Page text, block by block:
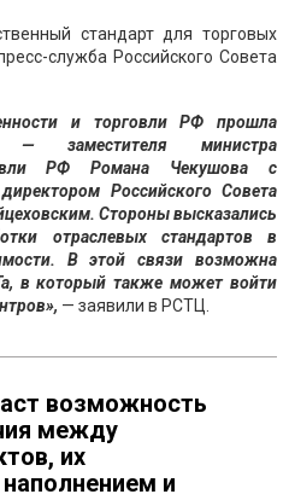
стандарт для торговых
служба Российского Совета
и торговли РФ прошла
— заместителя министра
РФ Романа Чекушова с
Российского Совета
Стороны высказались
отраслевых стандартов в
В этой связи возможна
в который также может войти
— заявили в РСТЦ.
возможность
между
их
и